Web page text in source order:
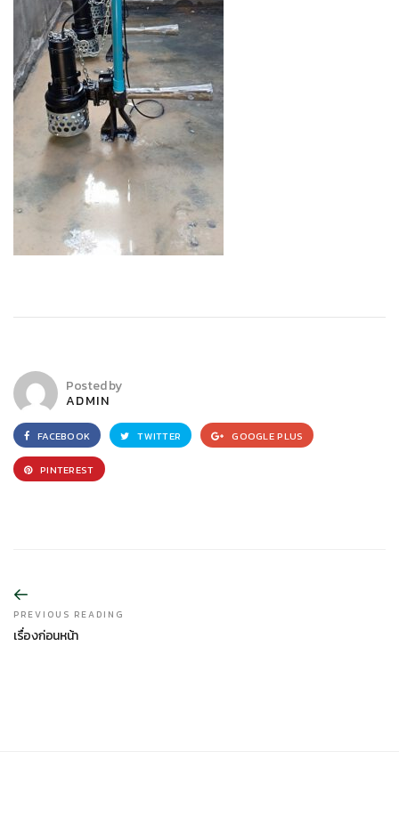
Posted by
ADMIN
FACEBOOK TWITTER GOOGLE PLUS
PINTEREST
PREVIOUS READING
เรื่องก่อนหน้า